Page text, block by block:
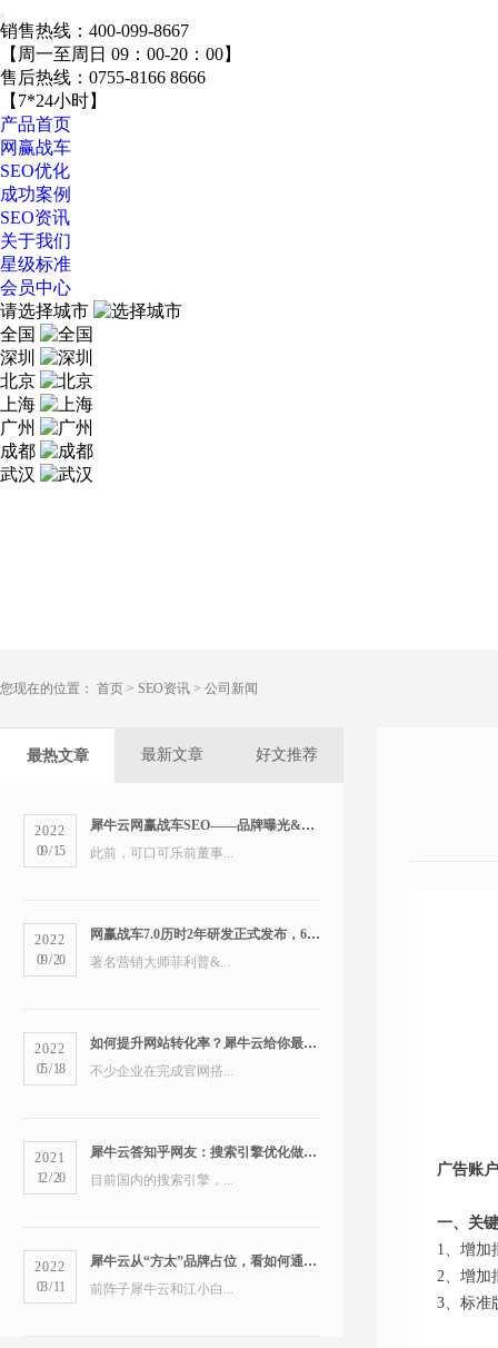
销售热线： 400-099-8667
【周一至周日 09：00-20：00】
售后热线： 0755-8166 8666
【7*24小时】
产品首页
网赢战车
SEO优化
成功案例
SEO资讯
关于我们
星级标准
会员中心
请选择城市
全国
深圳
北京
上海
广州
成都
武汉
您现在的位置： 首页 > SEO资讯 > 公司新闻
最热文章 最新文章 好文推荐
2022
09/15
犀牛云网赢战车SEO——品牌曝光&精准营销双管齐下
此前，可口可乐前董事...
2022
09/20
网赢战车7.0历时2年研发正式发布，6大版本打造数字营销新物种
著名营销大师菲利普&...
2022
05/18
如何提升网站转化率？犀牛云给你最全的营销洞察
不少企业在完成官网搭...
2021
12/20
犀牛云答知乎网友：搜索引擎优化做得好的公司有哪些？
目前国内的搜索引擎，...
2022
03/11
犀牛云从“方太”品牌占位，看如何通过搜索引擎占领市场
前阵子犀牛云和江小白...
广告账户
一、关
1、增加
2、增加
3、标准